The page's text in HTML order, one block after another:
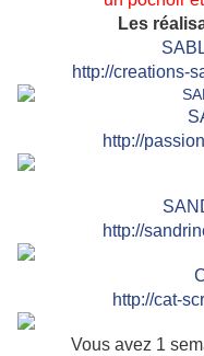
Les
http://creations-
http://
http://
http://cat-
Vous avez 1